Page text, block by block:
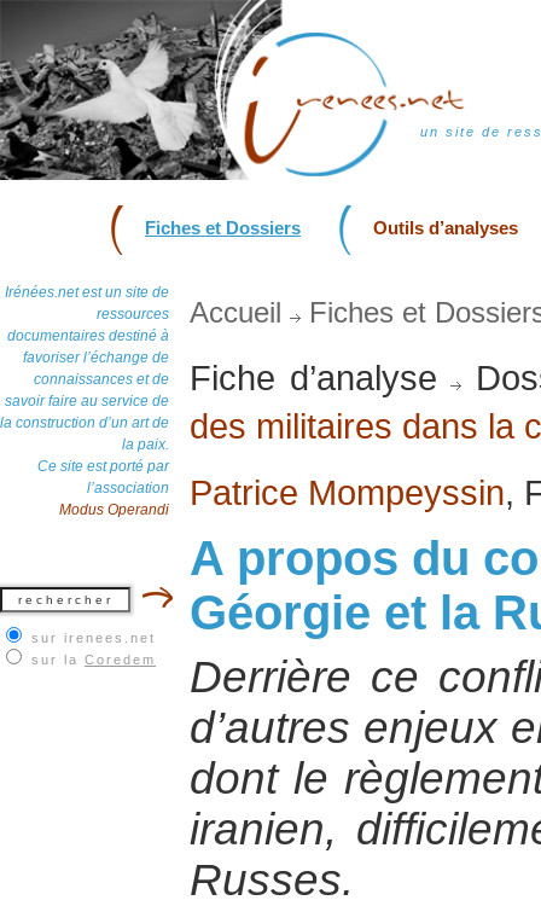
un site de
Fiches et Dossiers Outils d’analyses
Irénées.net est un site de
ressources
documentaires destiné à
favoriser l’échange de
connaissances et de
savoir faire au service de
la construction d’un art de
la paix.
Ce site est porté par
l’association
Modus Operandi
sur irenees.net
sur la Coredem
Accueil Fiches et
Fiche d’analyse
des militaires dans la
Patrice Mompeyssin,
A propos du
Géorgie et la
Derrière ce
d’autres enjeux
dont le
iranien,
Russes.